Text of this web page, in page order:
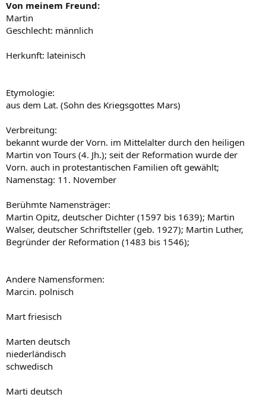
Von meinem Freund:
Martin
Geschlecht: männlich
Herkunft: lateinisch
Etymologie:
aus dem Lat. (Sohn des Kriegsgottes Mars)
Verbreitung:
bekannt wurde der Vorn. im Mittelalter durch den heiligen
Martin von Tours (4. Jh.); seit der Reformation wurde der
Vorn. auch in protestantischen Familien oft gewählt;
Namenstag: 11. November
Berühmte Namensträger:
Martin Opitz, deutscher Dichter (1597 bis 1639); Martin
Walser, deutscher Schriftsteller (geb. 1927); Martin Luther,
Begründer der Reformation (1483 bis 1546);
Andere Namensformen:
Marcin. polnisch
Mart friesisch
Marten deutsch
niederländisch
schwedisch
Marti deutsch